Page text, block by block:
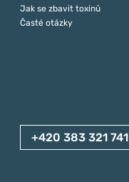
Jak se zbavit toxinů
Časté otázky
+420 383 321 741